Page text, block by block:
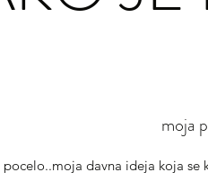
moja
davna ideja koja se